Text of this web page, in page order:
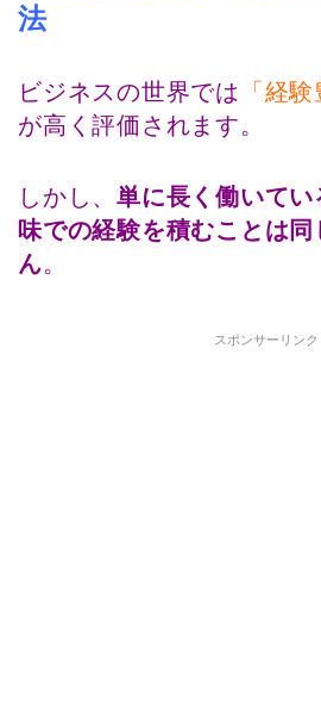
法
ビジネスの世界では 「経験
が高く評価されます。
しかし、単に長く働いて
味での経験を積むことは
ん。
スポンサーリンク